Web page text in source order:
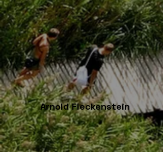
Arnold Fleckenstein